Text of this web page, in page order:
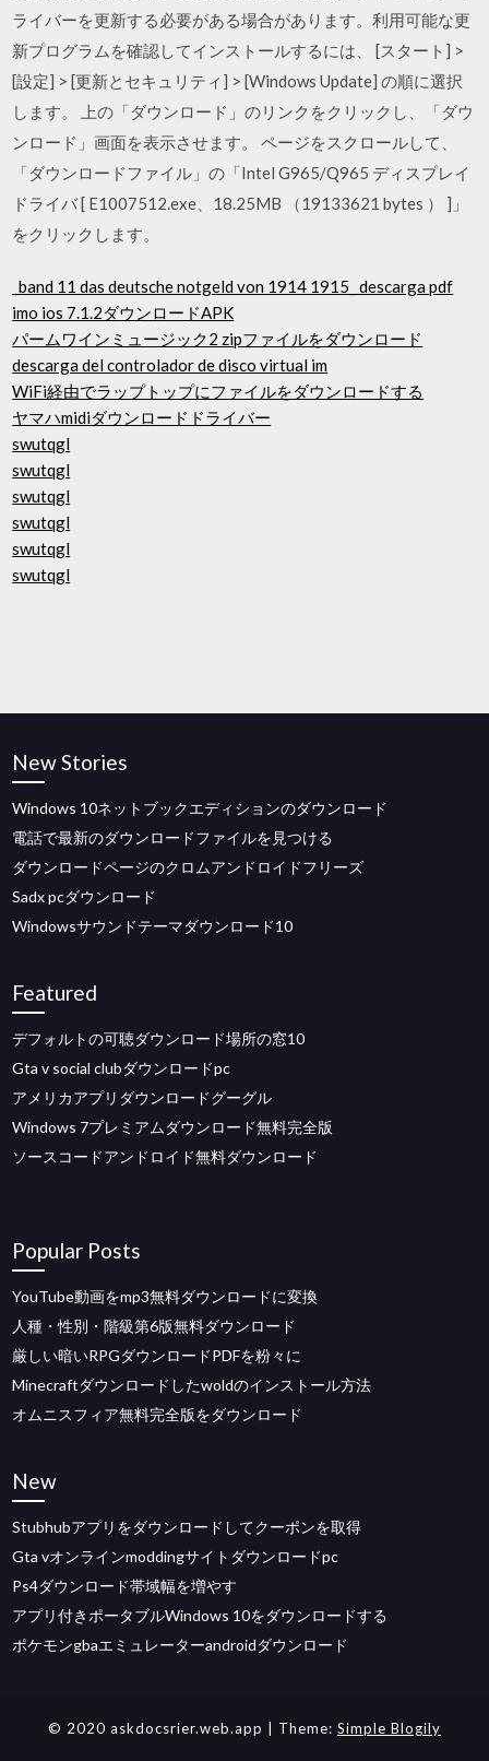
ライバーを更新する必要がある場合があります。利用可能な更
新プログラムを確認してインストールするには、 [スタート] >
[設定] > [更新とセキュリティ] > [Windows Update] の順に選択
します。 上の「ダウンロード」のリンクをクリックし、「ダウ
ンロード」画面を表示させます。 ページをスクロールして、
「ダウンロードファイル」の「Intel G965/Q965 ディスプレイ
ドライバ [ E1007512.exe、18.25MB （19133621 bytes ） ]」
をクリックします。
_band 11 das deutsche notgeld von 1914 1915_ descarga pdf
imo ios 7.1.2ダウンロードAPK
パームワインミュージック2 zipファイルをダウンロード
descarga del controlador de disco virtual im
WiFi経由でラップトップにファイルをダウンロードする
ヤマハmidiダウンロードドライバー
swutqgl
swutqgl
swutqgl
swutqgl
swutqgl
swutqgl
New Stories
Windows 10ネットブックエディションのダウンロード
電話で最新のダウンロードファイルを見つける
ダウンロードページのクロムアンドロイドフリーズ
Sadx pcダウンロード
Windowsサウンドテーマダウンロード10
Featured
デフォルトの可聴ダウンロード場所の窓10
Gta v social clubダウンロードpc
アメリカアプリダウンロードグーグル
Windows 7プレミアムダウンロード無料完全版
ソースコードアンドロイド無料ダウンロード
Popular Posts
YouTube動画をmp3無料ダウンロードに変換
人種・性別・階級第6版無料ダウンロード
厳しい暗いRPGダウンロードPDFを粉々に
Minecraftダウンロードしたwoldのインストール方法
オムニスフィア無料完全版をダウンロード
New
Stubhubアプリをダウンロードしてクーポンを取得
Gta vオンラインmoddingサイトダウンロードpc
Ps4ダウンロード帯域幅を増やす
アプリ付きポータブルWindows 10をダウンロードする
ポケモンgbaエミュレーターandroidダウンロード
© 2020 askdocsrier.web.app | Theme: Simple Blogily